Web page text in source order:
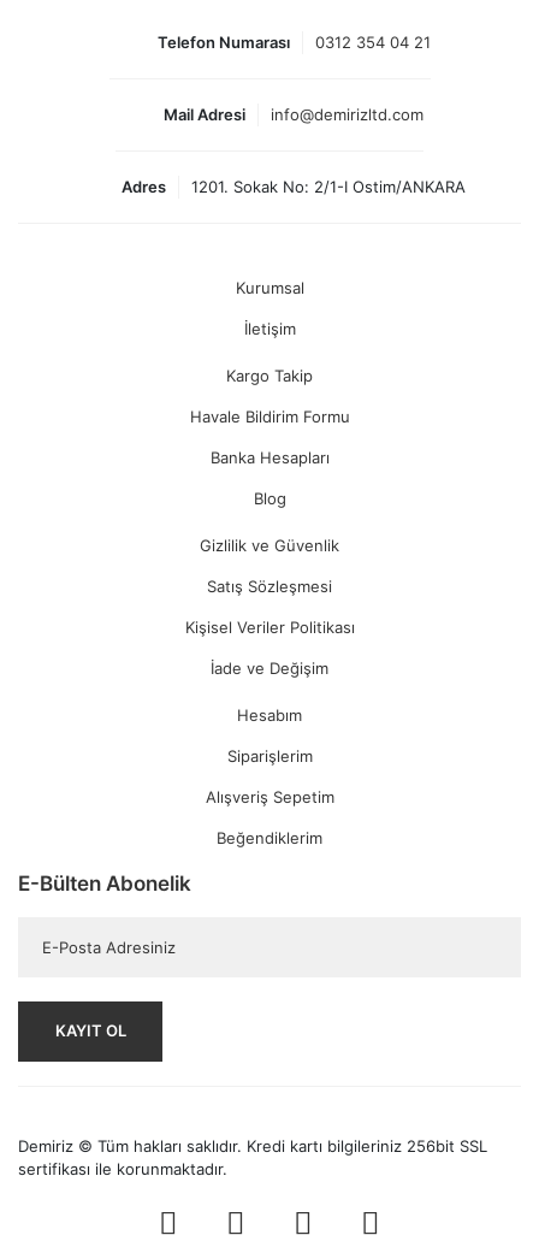
Telefon Numarası 0312 354 04 21
Mail Adresi info@demirizltd.com
Adres 1201. Sokak No: 2/1-I Ostim/ANKARA
Kurumsal
İletişim
Kargo Takip
Havale Bildirim Formu
Banka Hesapları
Blog
Gizlilik ve Güvenlik
Satış Sözleşmesi
Kişisel Veriler Politikası
İade ve Değişim
Hesabım
Siparişlerim
Alışveriş Sepetim
Beğendiklerim
E-Bülten Abonelik
KAYIT OL
Demiriz © Tüm hakları saklıdır. Kredi kartı bilgileriniz 256bit SSL
sertifikası ile korunmaktadır.